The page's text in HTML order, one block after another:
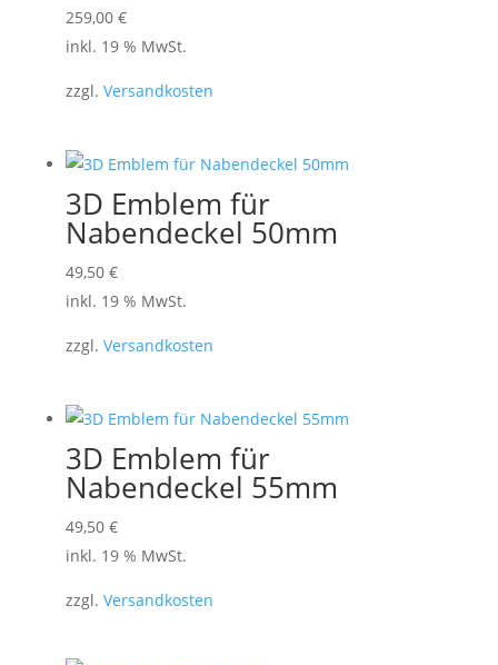
259,00 €
inkl. 19 % MwSt.
zzgl. Versandkosten
3D Emblem für
Nabendeckel 50mm
49,50 €
inkl. 19 % MwSt.
zzgl. Versandkosten
3D Emblem für
Nabendeckel 55mm
49,50 €
inkl. 19 % MwSt.
zzgl. Versandkosten